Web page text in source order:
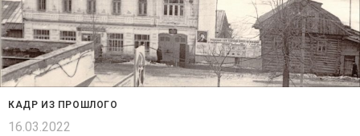
КАДР ИЗ ПРОШЛОГО
16.03.2022